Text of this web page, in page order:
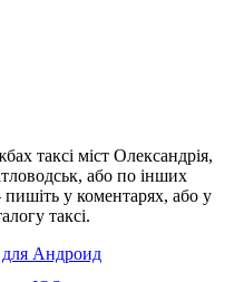
таксі міст Олександрія,
або по інших
пишіть у коментарях, або у
таксі.